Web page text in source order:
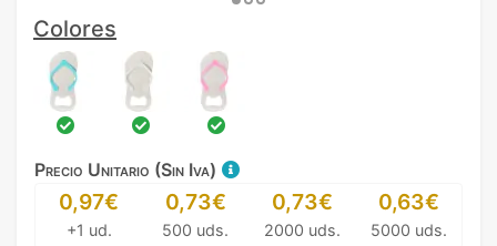
Colores
Precio Unitario (Sin Iva)
0,97€
+1 ud.
0,73€
500 uds.
0,73€
2000 uds.
0,63€
5000 uds.